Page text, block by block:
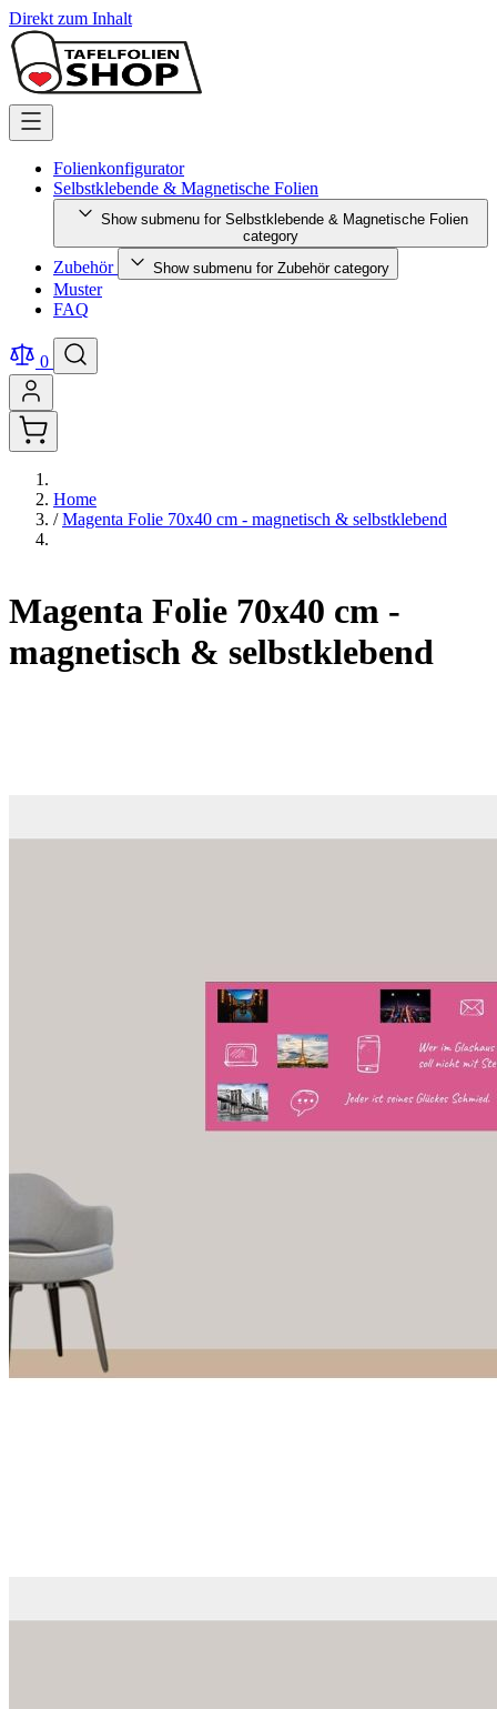
Direkt zum Inhalt
Folienkonfigurator
Selbstklebende & Magnetische Folien
Show submenu for Selbstklebende & Magnetische Folien
category
Zubehör Show submenu for Zubehör category
Muster
FAQ
0
Home
/ Magenta Folie 70x40 cm - magnetisch & selbstklebend
Magenta Folie 70x40 cm -
magnetisch & selbstklebend